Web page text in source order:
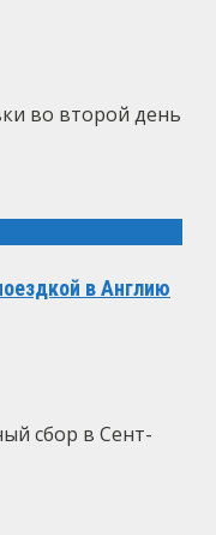
во второй день
в Англию
сбор в Сент-